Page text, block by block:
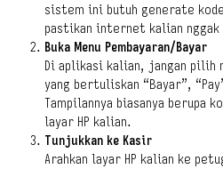
sistem ini butuh generate kode
pastikan internet kalian
Buka Menu Pembayaran/Bayar
Di aplikasi kalian, jangan pilih
yang bertuliskan “Bayar”,
Tampilannya biasanya berupa
layar HP kalian.
Tunjukkan ke Kasir
Arahkan layar HP kalian ke